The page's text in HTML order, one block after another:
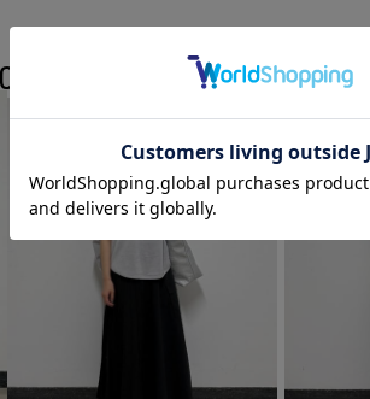
ZUCCaのスタッフコーディネー